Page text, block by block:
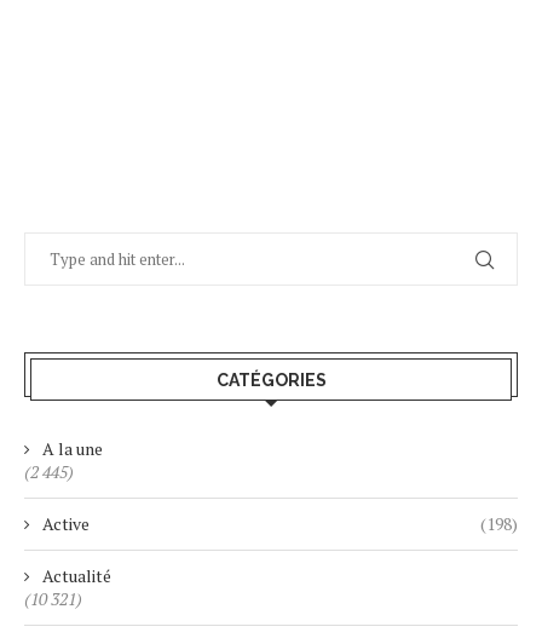
CATÉGORIES
A la une
(2 445)
Active (198)
Actualité
(10 321)